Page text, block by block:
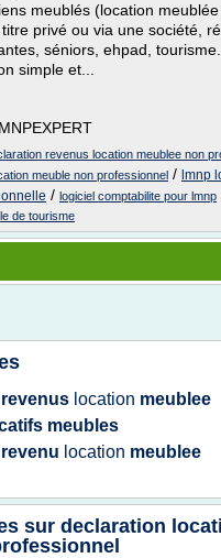
meublés (location
privé ou via une société,
séniors, ehpad,
simple et...
revenus location meublee non
meuble non professionnel / lmnp
/ logiciel comptabilite pour lmnp
de tourisme
revenus location meublee
meubles
revenu location meublee
sur declaration